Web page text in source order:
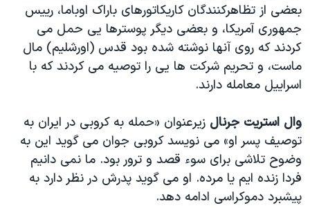
بعضی از تظاهرکنندگان کاریکاتورهای باراک اوباما، رییس
جمهوری آمریکا، و بعضی دیگر پوسترها یی حمل می
کردند که روی آنها نوشته شده بود قدس (اورشلیم) مال
ماست، و تحریم شرکت ها یی را توصیه می کردند که با
اسراییل معامله دارند.
وال استریت جرنال زیرعنوان «حمله به کروبی در ایران به
توصیف پسر او» می نویسد کروبی جوان می گوید این به
وضوح تلاشی برای سوء قصد و ترور بود. ما نمی دانیم
فردا زنده ایم یا مرده. او می گوید پدرش در نظر دارد به
پیشبرد دموکراسی ادامه دهد.